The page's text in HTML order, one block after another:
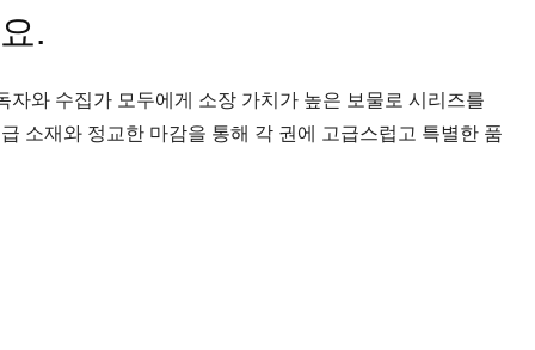
.
와 수집가 모두에게 소장 가치가 높은 보물로 시리즈를
소재와 정교한 마감을 통해 각 권에 고급스럽고 특별한 품